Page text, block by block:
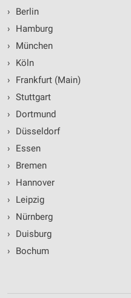
›
Berlin
›
Hamburg
›
München
›
Köln
›
Frankfurt (Main)
› Stuttgart
›
Dortmund
›
Düsseldorf
›
Essen
›
Bremen
›
Hannover
›
Leipzig
›
Nürnberg
›
Duisburg
›
Bochum